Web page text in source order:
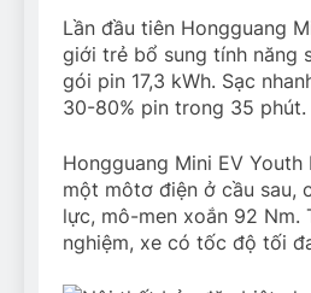
Lần đầu tiên Hongguang
giới trẻ bổ sung tính năng
gói pin 17,3 kWh. Sạc
30-80% pin trong 35 phút.
Hongguang Mini EV
một môtơ điện ở cầu sau,
lực, mô-men xoắn 92 Nm.
nghiệm, xe có tốc độ tối